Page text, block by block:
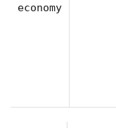
economy